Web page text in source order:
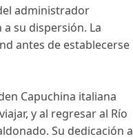
administrador
su dispersión. La
antes de establecerse
Capuchina italiana
y al regresar al Río
Su dedicación a